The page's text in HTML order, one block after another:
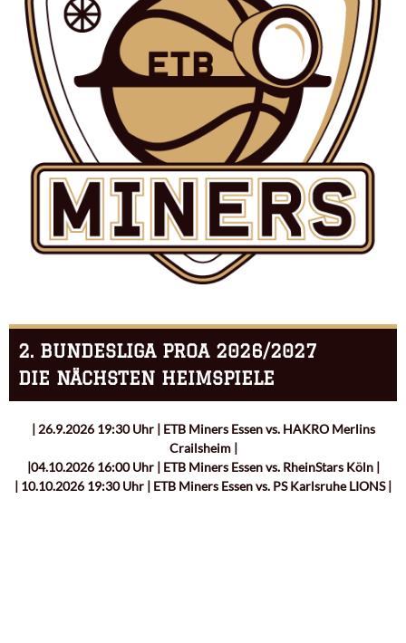
2. BUNDESLIGA PROA 2026/2027
DIE NÄCHSTEN HEIMSPIELE
| 26.9.2026 19:30 Uhr | ETB Miners Essen vs. HAKRO Merlins
Crailsheim |
|04.10.2026 16:00 Uhr | ETB Miners Essen vs. RheinStars Köln |
| 10.10.2026 19:30 Uhr | ETB Miners Essen vs. PS Karlsruhe LIONS |